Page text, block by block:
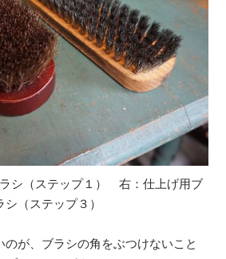
シ（ステップ１） 右：仕上げ用ブ
シ（ステップ３）
のが、ブラシの角をぶつけないこと